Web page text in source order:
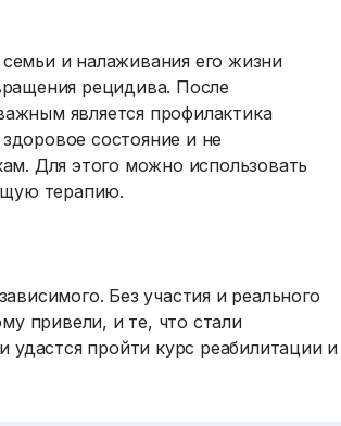
и налаживания его жизни
рецидива. После
является профилактика
состояние и не
Для этого можно использовать
терапию.
Без участия и реального
привели, и те, что стали
удастся пройти курс реабилитации и